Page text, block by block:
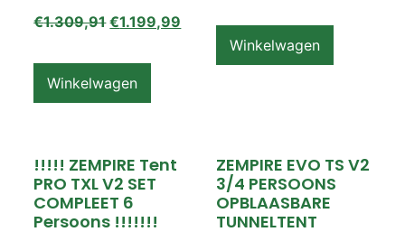
€1.309,91 €1.199,99
Winkelwagen
Winkelwagen
!!!!! ZEMPIRE Tent
PRO TXL V2 SET
COMPLEET 6
Persoons !!!!!!!
ZEMPIRE EVO TS V2
3/4 PERSOONS
OPBLAASBARE
TUNNELTENT